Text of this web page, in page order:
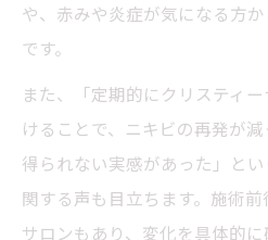
や、赤みや炎症が気になる方
です。
また、「定期的にクリスティ
けることで、ニキビの再発が
得られない実感があった」と
関する声も目立ちます。施術
サロンもあり、変化を具体的